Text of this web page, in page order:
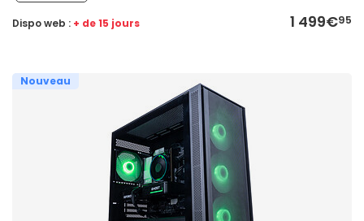
1 499€95
Dispo web : + de 15 jours
Nouveau